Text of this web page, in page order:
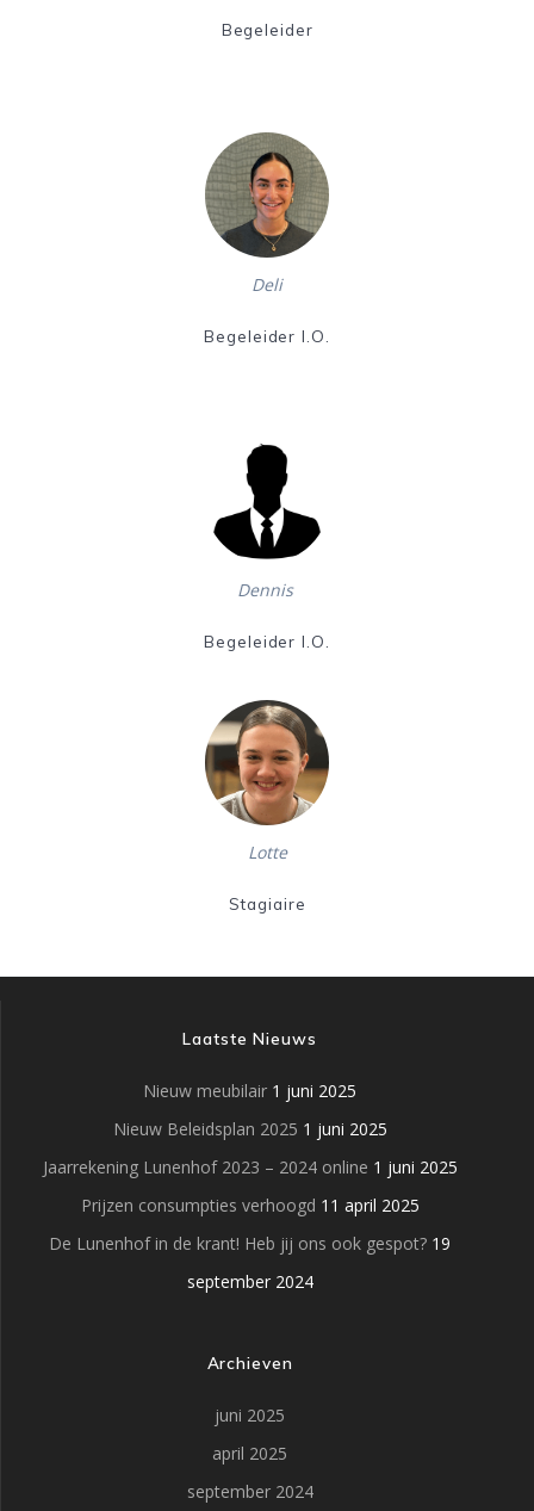
Begeleider
Deli
Begeleider I.O.
Dennis
Begeleider I.O.
Lotte
Stagiaire
Laatste Nieuws
Nieuw meubilair 1 juni 2025
Nieuw Beleidsplan 2025 1 juni 2025
Jaarrekening Lunenhof 2023 – 2024 online 1 juni 2025
Prijzen consumpties verhoogd 11 april 2025
De Lunenhof in de krant! Heb jij ons ook gespot? 19
september 2024
Archieven
juni 2025
april 2025
september 2024